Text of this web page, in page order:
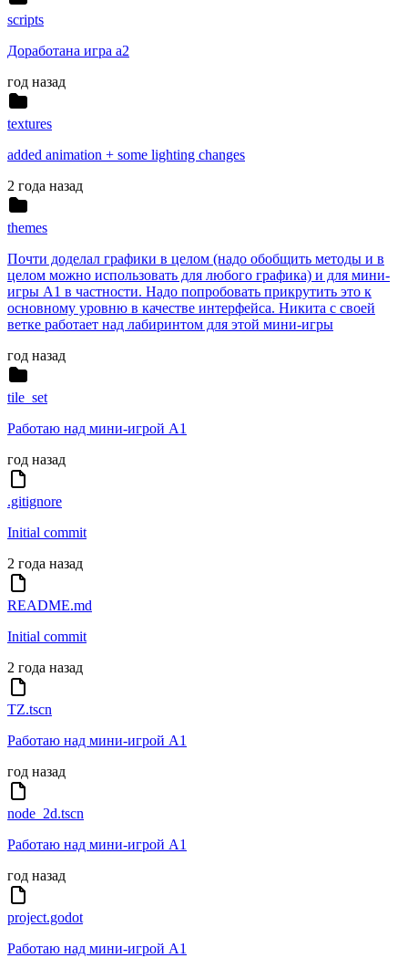
scripts
Доработана игра а2
год назад
textures
added animation + some lighting changes
2 года назад
themes
Почти доделал графики в целом (надо обобщить методы и в
целом можно использовать для любого графика) и для мини-
игры А1 в частности. Надо попробовать прикрутить это к
основному уровню в качестве интерфейса. Никита с своей
ветке работает над лабиринтом для этой мини-игры
год назад
tile_set
Работаю над мини-игрой А1
год назад
.gitignore
Initial commit
2 года назад
README.md
Initial commit
2 года назад
TZ.tscn
Работаю над мини-игрой А1
год назад
node_2d.tscn
Работаю над мини-игрой А1
год назад
project.godot
Работаю над мини-игрой А1